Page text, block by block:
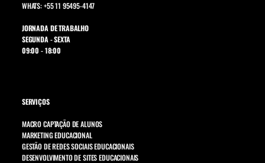
WHATS: +55 11 95495-4147
JORNADA DE TRABALHO
SEGUNDA - SEXTA
09:00 - 18:00
SERVIÇOS
MACRO CAPTAÇÃO DE ALUNOS
MARKETING EDUCACIONAL
GESTÃO DE REDES SOCIAIS EDUCACIONAIS
DESENVOLVIMENTO DE SITES EDUCACIONAIS